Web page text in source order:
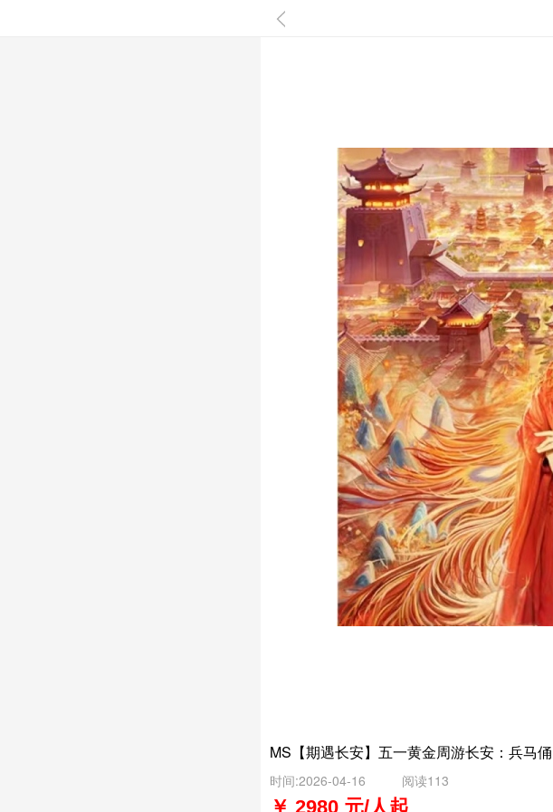
MS【期遇长安】五一黄金周游长安：兵马
时间:2026-04-16 阅读113
￥ 2980 元/人起